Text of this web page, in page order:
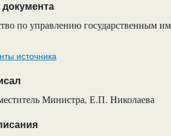
документа
по управлению государственным
источника
Министра, Е.П. Николаева